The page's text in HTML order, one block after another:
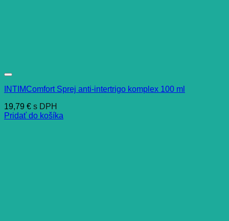
INTIMComfort Sprej anti-intertrigo komplex 100 ml
19,79 € s DPH
Pridať do košíka